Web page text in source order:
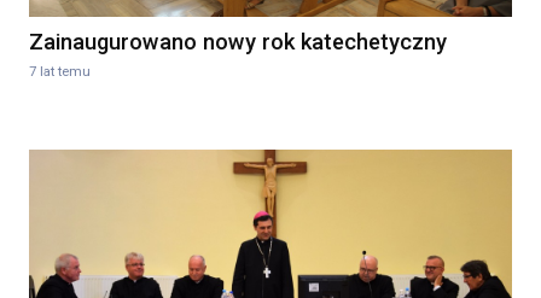
Zainaugurowano nowy rok katechetyczny
7 lat temu